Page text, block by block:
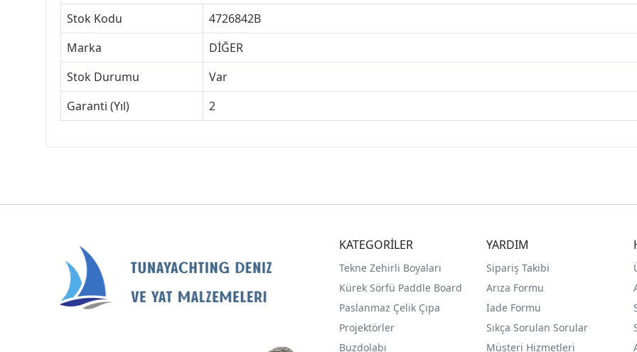
Stok Kodu
4726842B
Marka
DİĞER
Stok Durumu
Var
Garanti (Yıl)
2
KATEGORİLER
Tekne Zehirli Boyaları
Kürek Sörfü Paddle Board
Paslanmaz Çelik Çıpa
Projektörler
Buzdolabı
YARDIM
Sipariş Takibi
Arıza Formu
İade Formu
Sıkça Sorulan Sorular
Müşteri Hizmetleri